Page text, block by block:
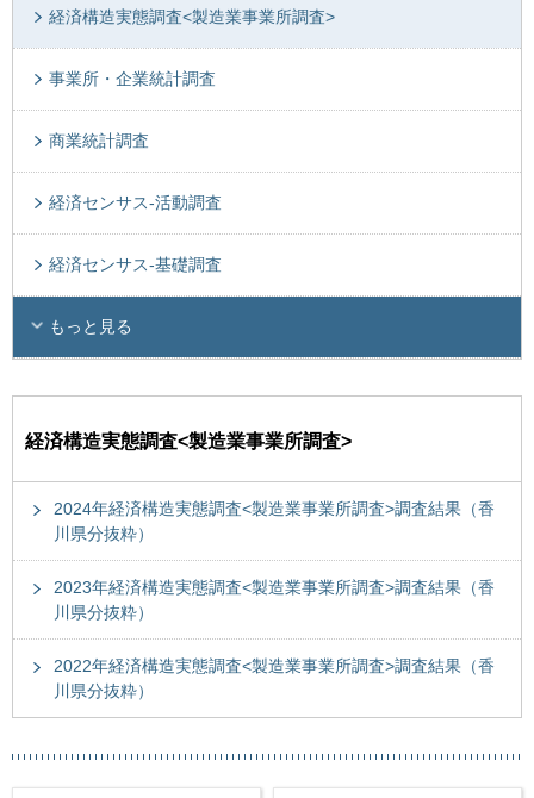
経済構造実態調査<製造業事業所調査>
事業所・企業統計調査
商業統計調査
経済センサス-活動調査
経済センサス-基礎調査
もっと見る
経済構造実態調査<製造業事業所調査>
2024年経済構造実態調査<製造業事業所調査>調査結果（香
川県分抜粋）
2023年経済構造実態調査<製造業事業所調査>調査結果（香
川県分抜粋）
2022年経済構造実態調査<製造業事業所調査>調査結果（香
川県分抜粋）